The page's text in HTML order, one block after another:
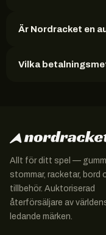
Är Nordracket en
Vilka
Allt för ditt spel —
stommar, racketar, bord
tillbehör. Auktoriserad
återförsäljare av
ledande märken.